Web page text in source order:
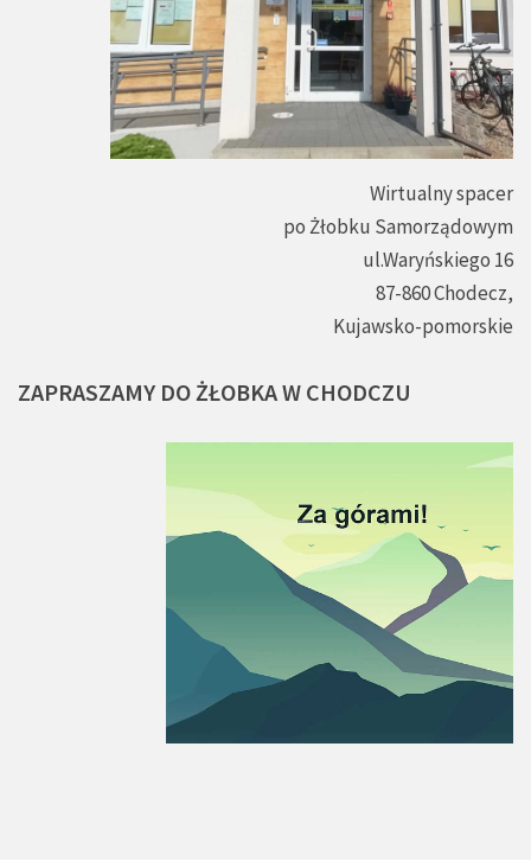
Wirtualny spacer
po Żłobku Samorządowym
ul.Waryńskiego 16
87-860 Chodecz,
Kujawsko-pomorskie
ZAPRASZAMY DO ŻŁOBKAW CHODCZU